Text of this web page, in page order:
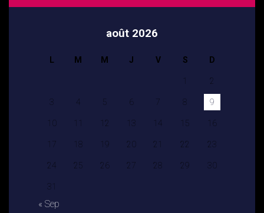
août 2026
L M M J V S D
1 2
3 4 5 6 7 8 9
10 11 12 13 14 15 16
17 18 19 20 21 22 23
24 25 26 27 28 29 30
31
« Sep